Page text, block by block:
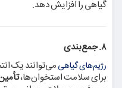
گیاهی را افزایش دهد.
۸. جمع‌بندی
رژیم‌های گیاهیمی‌توانند یک
برای سلامت استخوان‌ها،